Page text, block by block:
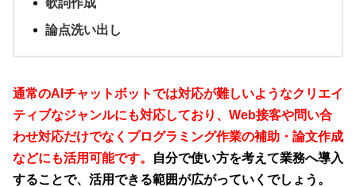
歌詞作成
論点洗い出し
通常のAIチャットボットでは対応が難しいようなクリエイ
ティブなジャンルにも対応しており、Web接客や問い合
わせ対応だけでなくプログラミング作業の補助・論文作成
などにも活用可能です。
自分で使い方を考えて業務へ導入
することで、活用できる範囲が広がっていくでしょう。